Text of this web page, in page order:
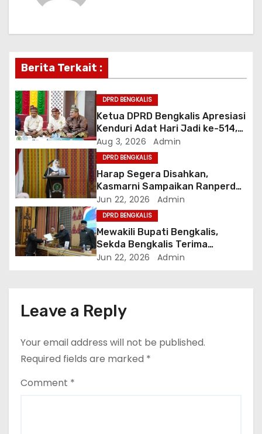
v
i
g
a
t
i
o
n
Berita Terkait :
DPRD BENGKALIS
Ketua DPRD Bengkalis Apresiasi
Kenduri Adat Hari Jadi ke-514,
Perkuat Pelestarian Budaya
Melayu
Aug 3, 2026 Admin
DPRD BENGKALIS
Harap Segera Disahkan,
Kasmarni Sampaikan Ranperda
Pertanggungjawaban APBD
2025
Jun 22, 2026 Admin
DPRD BENGKALIS
Mewakili Bupati Bengkalis,
Sekda Bengkalis Terima
Laporan Reses Masa Sidang II
Jun 22, 2026 Admin
Leave a Reply
Your email address will not be published.
Required fields are marked *
Comment *